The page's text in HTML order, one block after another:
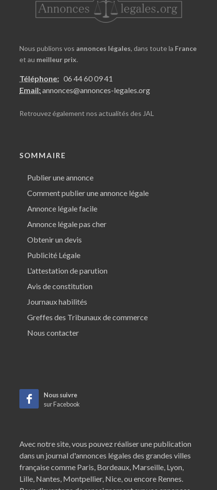
Nous publions vos annonces légales, dans toute la France
et au meilleur prix.
Téléphone: 06 44 60 09 41
Email:annonces@annonces-legales.org
Retrouvez également nos actualités des JAL
SOMMAIRE
Publier une annonce
Comment publier une annonce légale
Annonce légale facile
Annonce légale pas cher
Obtenir un devis
Publicité Légale
L'attestation de parution
Avis de constitution
Journaux habilités
Greffes des Tribunaux de commerce
Nous contacter
Nous suivre
sur Facebook
Avec notre site, vous pouvez réaliser une publication
dans un journal d'annonces légales des grandes villes
française comme Paris Bordeaux Marseille Lyon
Lille Nantes Montpellier, Nice , ou encore Rennes